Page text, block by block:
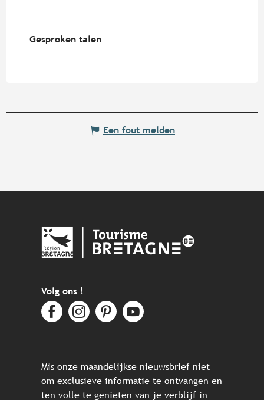
Gesproken talen
Gesproken talen
Een fout melden
Volg ons !
Mis onze maandelijkse nieuwsbrief niet
om exclusieve informatie te ontvangen en
ten volle te genieten van je verblijf in